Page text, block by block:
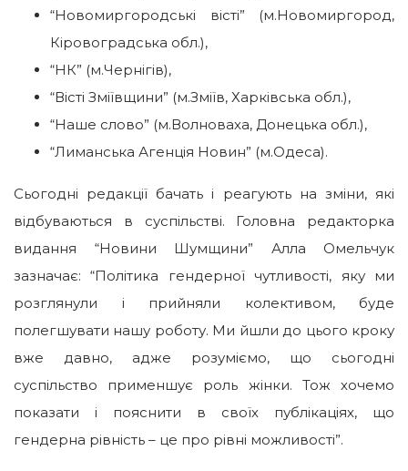
“Новомиргородські вісті” (м.Новомиргород,
Кіровоградська обл.),
“НК” (м.Чернігів),
“Вісті Зміївщини” (м.Зміїв, Харківська обл.),
“Наше слово” (м.Волноваха, Донецька обл.),
“Лиманська Агенція Новин” (м.Одеса).
Сьогодні редакції бачать і реагують на зміни, які
відбуваються в суспільстві. Головна редакторка
видання “Новини Шумщини” Алла Омельчук
зазначає: “Політика гендерної чутливості, яку ми
розглянули і прийняли колективом, буде
полегшувати нашу роботу. Ми йшли до цього кроку
вже давно, адже розуміємо, що сьогодні
суспільство применшує роль жінки. Тож хочемо
показати і пояснити в своїх публікаціях, що
гендерна рівність – це про рівні можливості”.